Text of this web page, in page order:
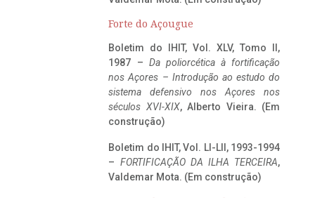
Forte do Açougue
Boletim do IHIT, Vol. XLV, Tomo II,
1987 – Da poliorcética à fortificação
nos Açores – Introdução ao estudo do
sistema defensivo nos Açores nos
séculos XVI-XIX, Alberto Vieira. (Em
construção)
Boletim do IHIT, Vol. LI-LII, 1993-1994
– FORTIFICAÇÃO DA ILHA TERCEIRA,
Valdemar Mota. (Em construção)